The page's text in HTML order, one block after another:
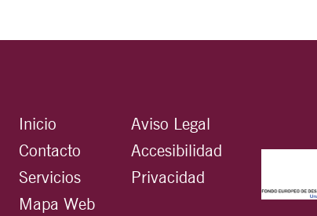
Inicio
Contacto
Servicios
Mapa Web
Aviso Legal
Accesibilidad
Privacidad